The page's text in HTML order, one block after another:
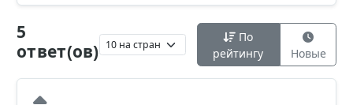
5
ответ(ов)
По
рейтингу
Новые